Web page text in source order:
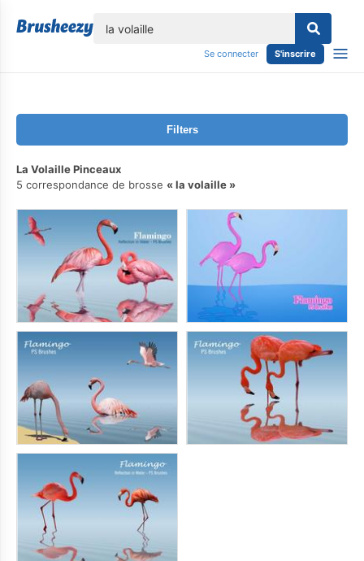
Se connecter S'inscrire
Filters
La Volaille Pinceaux
5 correspondance de brosse
la volaille